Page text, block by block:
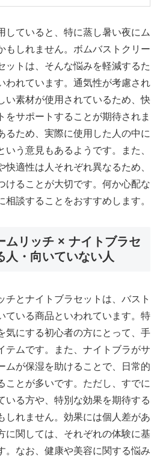
していると、特に蒸し暑い夜にム
もしれません。ボムバストクリー
ットは、そんな悩みを軽減するた
われています。通気性が考慮され
い素材が使用されているため、快
をサポートすることが期待されま
るため、実際に使用した人の中に
いう意見もあるようです。また、
適性は人それぞれ異なるため、
けることが大切です。何か心配な
相談することをおすすめします。
ムリッチ × ナイトブラセ
人・向いていない人
チとナイトブラセットは、バスト
ている商品といわれています。特
気にする初心者の方にとって、手
テムです。また、ナイトブラがサ
ムが保湿を助けることで、日常的
ことが多いです。ただし、すでに
いる方や、特別な効果を期待する
しれません。効果には個人差があ
に関しては、それぞれの体験に基
。なお、健康や美容に関する悩み